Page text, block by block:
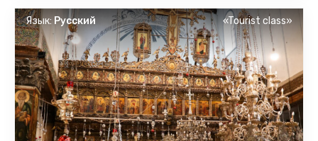
Язык:Русский «Tourist class»